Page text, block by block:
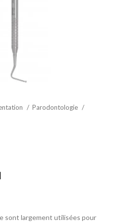
Parodontologie
sont largement utilisées pour